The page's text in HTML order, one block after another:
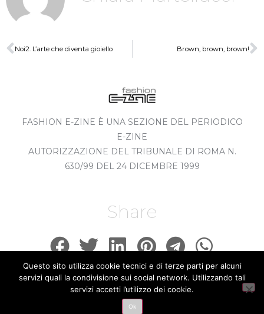
Noi2. L’arte che diventa gioiello Brown, brown, brown!
FASHION E-ZINE È UNA SEZIONE DEL PERIODICO
E-ZINE
AUTORIZZAZIONE DEL TRIBUNALE DI ROMA N.
630/99 DEL 24 DICEMBRE 1999
Share
© 2020 ALL RIGHTS RESERVED​
Questo sito utilizza cookie tecnici e di terze parti per alcuni
servizi quali la condivisione sui social network. Utilizzando tali
servizi accetti l’utilizzo dei cookie.
Ok